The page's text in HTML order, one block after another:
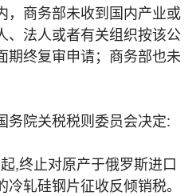
商务部未收到国内产业或
、法人或者有关组织按该公
期终复审申请；商务部也未
院关税税则委员会决定:
终止对原产于俄罗斯进口
轧硅钢片征收反倾销税。